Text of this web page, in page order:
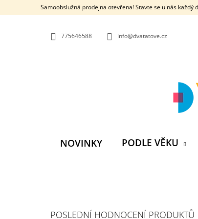
Samoobslužná prodejna otevřena! Stavte se u nás každý
775646588 info@dvatatove.cz
NOVINKY PODLE VĚKU
POSLEDNÍ HODNOCENÍ PRODUKTŮ
O
MŮJ PRÁZDNINOVÝ KÁMOŠ - KNIHA